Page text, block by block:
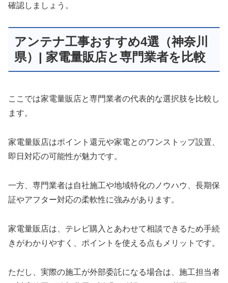
確認しましょう。
アンテナ工事おすすめ4選（神奈川
県）| 家電量販店と専門業者を比較
ここでは家電量販店と専門業者の代表的な選択肢を比較し
ます。
家電量販店はポイント還元や家電とのワンストップ設置、
即日対応の可能性が魅力です。
一方、専門業者は自社施工や地域特化のノウハウ、長期保
証やアフター対応の柔軟性に強みがあります。
家電量販店は、テレビ購入とあわせて相談できるため手続
きがわかりやすく、ポイントを使える点もメリットです。
ただし、実際の施工が外部委託になる場合は、施工担当者